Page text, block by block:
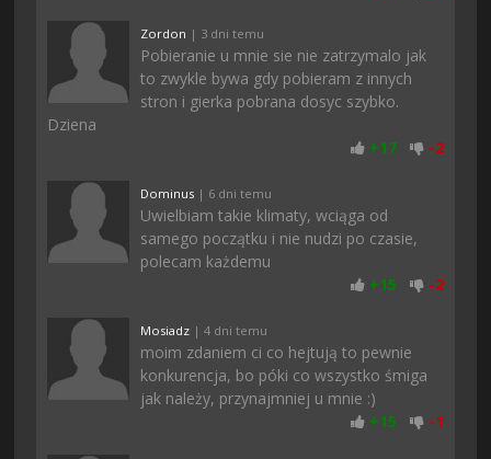
Zordon | 3 dni temu
Pobieranie u mnie sie nie zatrzymalo jak
to zwykle bywa gdy pobieram z innych
stron i gierka pobrana dosyc szybko.
Dziena
+17 -2
Dominus | 6 dni temu
Uwielbiam takie klimaty, wciąga od
samego początku i nie nudzi po czasie,
polecam każdemu
+15 -2
Mosiadz | 4 dni temu
moim zdaniem ci co hejtują to pewnie
konkurencja, bo póki co wszystko śmiga
jak należy, przynajmniej u mnie :)
+15 -1